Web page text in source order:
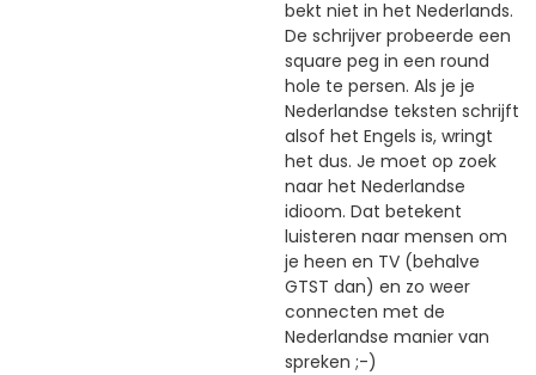
bekt niet in het Nederlands.
De schrijver probeerde een
square peg in een round
hole te persen. Als je je
Nederlandse teksten schrijft
alsof het Engels is, wringt
het dus. Je moet op zoek
naar het Nederlandse
idioom. Dat betekent
luisteren naar mensen om
je heen en TV (behalve
GTST dan) en zo weer
connecten met de
Nederlandse manier van
spreken ;-)